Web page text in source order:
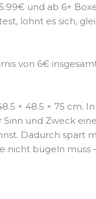
und ab 6+
lohnt es sich,
von 6€
× 48.5 × 75 cm.
und Zweck
Dadurch spart
bügeln muss